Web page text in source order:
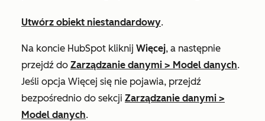
Utwórz obiekt niestandardowy.
Na koncie HubSpot kliknij Więcej, a następnie
przejdź do Zarządzanie danymi > Model danych.
Jeśli opcja Więcej się nie pojawia, przejdź
bezpośrednio do sekcji Zarządzanie danymi >
Model danych.